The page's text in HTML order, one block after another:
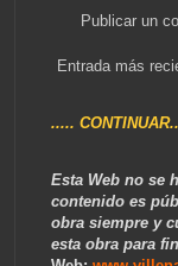
Publicar un
Entrada más
.....
Esta Web no se
contenido es
obra siempre y
esta obra para